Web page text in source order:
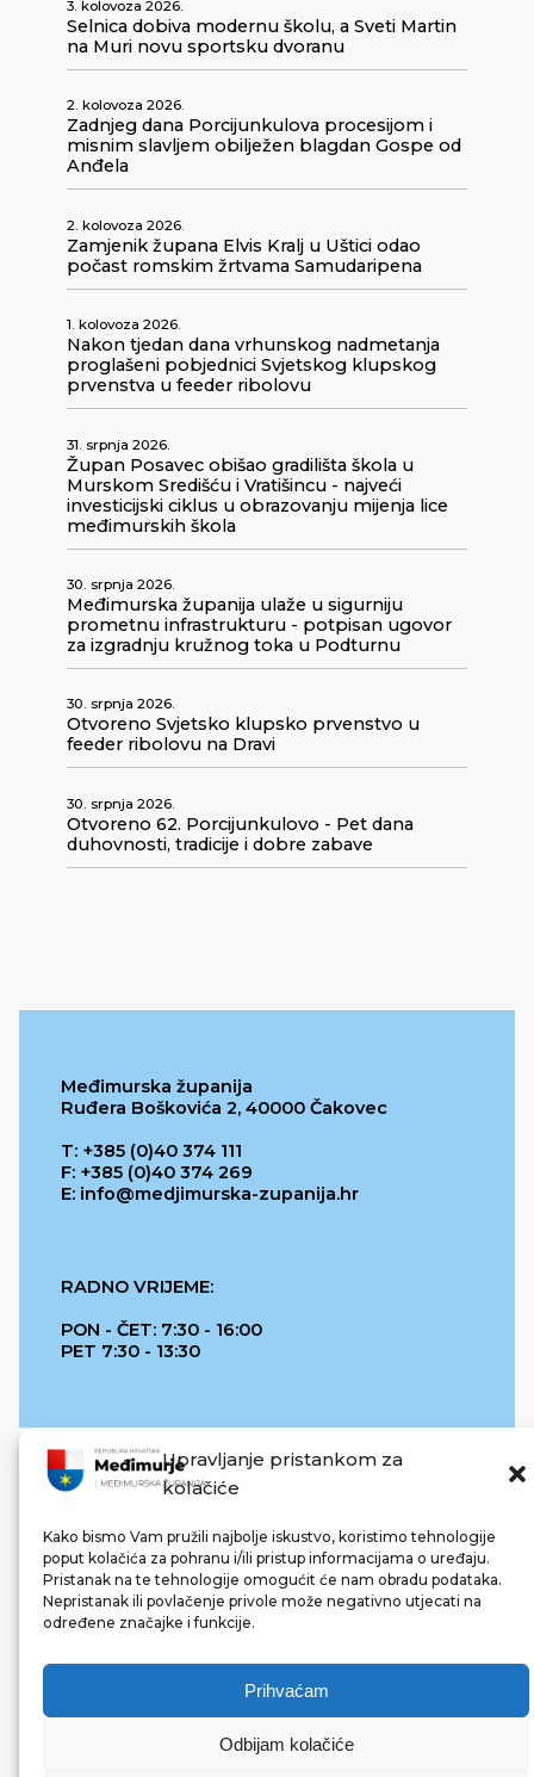
Upravljanje pristankom za
kolačiće
Kako bismo Vam pružili najbolje iskustvo, koristimo tehnologije
poput kolačića za pohranu i/ili pristup informacijama o uređaju.
Pristanak na te tehnologije omogućit će nam obradu podataka.
Nepristanak ili povlačenje privole može negativno utjecati na
određene značajke i funkcije.
Prihvaćam
Odbijam kolačiće
3. kolovoza 2026.
Selnica dobiva modernu školu, a Sveti Martin
na Muri novu sportsku dvoranu
2. kolovoza 2026.
Zadnjeg dana Porcijunkulova procesijom i
misnim slavljem obilježen blagdan Gospe od
Anđela
2. kolovoza 2026.
Zamjenik župana Elvis Kralj u Uštici odao
počast romskim žrtvama Samudaripena
1. kolovoza 2026.
Nakon tjedan dana vrhunskog nadmetanja
proglašeni pobjednici Svjetskog klupskog
prvenstva u feeder ribolovu
31. srpnja 2026.
Župan Posavec obišao gradilišta škola u
Murskom Središću i Vratišincu - najveći
investicijski ciklus u obrazovanju mijenja lice
međimurskih škola
30. srpnja 2026.
Međimurska županija ulaže u sigurniju
prometnu infrastrukturu - potpisan ugovor
za izgradnju kružnog toka u Podturnu
30. srpnja 2026.
Otvoreno Svjetsko klupsko prvenstvo u
feeder ribolovu na Dravi
30. srpnja 2026.
Otvoreno 62. Porcijunkulovo - Pet dana
duhovnosti, tradicije i dobre zabave
Međimurska županija
Ruđera Boškovića 2, 40000 Čakovec
T: +385 (0)40 374 111
F: +385 (0)40 374 269
E: info@medjimurska-zupanija.hr
RADNO VRIJEME:
PON - ČET: 7:30 - 16:00
PET 7:30 - 13:30
REPUBLIKA HRVATSKA
© 2022 Međimurska županija. Sva prava pridržana.